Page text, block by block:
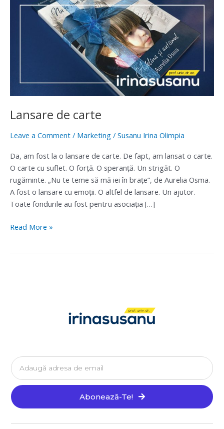
Lansare de carte
Leave a Comment / Marketing / Susanu Irina Olimpia
Da, am fost la o lansare de carte. De fapt, am lansat o carte.
O carte cu suflet. O forță. O speranță. Un strigăt. O
rugăminte. „Nu te teme să mă iei în brațe”, de Aurelia Osma.
A fost o lansare cu emoții. O altfel de lansare. Un ajutor.
Toate fondurile au fost pentru asociația […]
Read More »
Email
Abonează-Te!